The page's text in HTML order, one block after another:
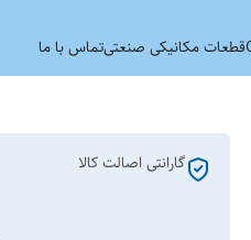
قطعات مکانیکی صنعتیتماس با ما
گارانتی اصالت کالا